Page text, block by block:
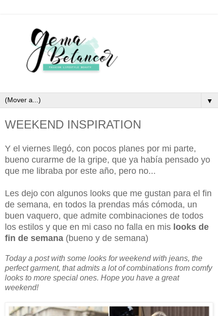
▼
WEEKEND INSPIRATION
Y el viernes llegó, con pocos planes por mi parte,
bueno curarme de la gripe, que ya había pensado yo
que me libraba por este año, pero no...
Les dejo con algunos looks que me gustan para el fin
de semana, en todos la prendas más cómoda, un
buen vaquero, que admite combinaciones de todos
los estilos y que en mi caso no falla en mis looks de
fin de semana (bueno y de semana)
Today a post with some looks for weekend with jeans, the
perfect garment, that admits a lot of combinations from comfy
looks to more special ones. Hope you have a great
weekend!